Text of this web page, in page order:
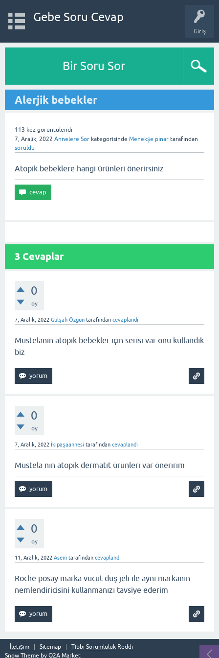
Giriş
Gebe Soru Cevap
Bir Soru Sor
Alerjik bebekler
113 kez görüntülendi
7, Aralık, 2022 Annelere Sor kategorisinde Menekşe pınar tarafından
soruldu
Atopik bebeklere hangi ürünleri önerirsiniz
3 Cevaplar
0
oy
7, Aralık, 2022 Gülşah Özgün tarafından cevaplandı
Mustelanin atopik bebekler için serisi var onu kullandık
biz
0
oy
7, Aralık, 2022 İkipaşaannesi tarafından cevaplandı
Mustela nın atopik dermatit ürünleri var öneririm
0
oy
11, Aralık, 2022 Asem tarafından cevaplandı
Roche posay marka vücut duş jeli ile aynı markanın
nemlendiricisini kullanmanızı tavsiye ederim
İletişim Sitemap
Tıbbi Sorumluluk Reddi
Snow Theme by Q2A Market